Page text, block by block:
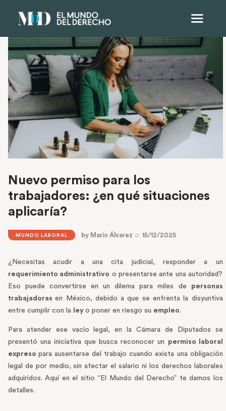
Nuevo permiso para los
trabajadores: ¿en qué situaciones
aplicaría?
MUNDO LABORAL by Mario Álvarez 15/12/2025
¿Necesitas acudir a una cita judicial, responder a un
requerimiento administrativo o presentarse ante una autoridad?
Eso puede convertirse en un dilema para miles de
personas
trabajadorasen México, debido a que se enfrenta la disyuntiva
entre cumplir con la
ley o poner en riesgo su empleo.
Para atender ese vacío legal, en la Cámara de Diputados se
presentó una iniciativa que busca reconocer un
permiso laboral
expresopara ausentarse del trabajo cuando exista una obligación
legal de por medio, sin afectar el salario ni los derechos laborales
adquiridos. Aquí en el sitio “El Mundo del Derecho” te damos los
detalles.